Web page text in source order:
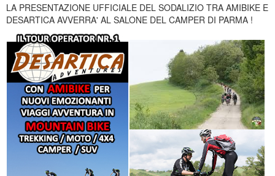
LA PRESENTAZIONE UFFICIALE DEL SODALIZIO TRA AMIBIKE E
DESARTICA AVVERRA' AL SALONE DEL CAMPER DI PARMA !